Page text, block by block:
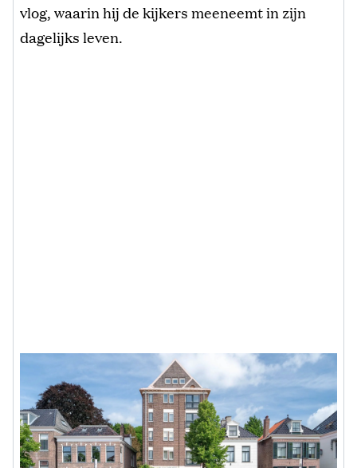
vlog, waarin hij de kijkers meeneemt in zijn
dagelijks leven.